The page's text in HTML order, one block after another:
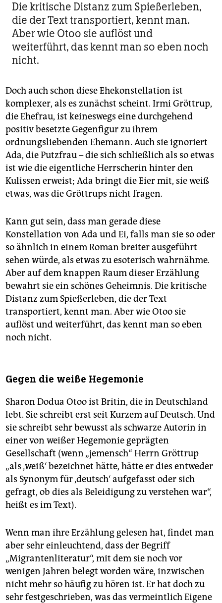
Die kritische Distanz zum Spießerleben,
die der Text transportiert, kennt man.
Aber wie Otoo sie auflöst und
weiterführt, das kennt man so eben noch
nicht.
Doch auch schon diese Ehekonstellation ist
komplexer, als es zunächst scheint. Irmi Gröt­trup,
die Ehefrau, ist keineswegs eine durchgehend
positiv besetzte Gegenfigur zu ihrem
ordnungsliebenden Ehemann. Auch sie ignoriert
Ada, die Putzfrau – die sich schließlich als so etwas
ist wie die eigentliche Herrscherin hinter den
Kulissen erweist; Ada bringt die Eier mit, sie weiß
etwas, was die Gröttrups nicht fragen.
Kann gut sein, dass man gerade diese
Konstellation von Ada und Ei, falls man sie so oder
so ähnlich in einem Roman breiter ausgeführt
sehen würde, als etwas zu esoterisch wahrnähme.
Aber auf dem knappen Raum dieser Erzählung
bewahrt sie ein schönes Geheimnis. Die kritische
Distanz zum Spießerleben, die der Text
transportiert, kennt man. Aber wie Otoo sie
auflöst und weiterführt, das kennt man so eben
noch nicht.
Gegen die weiße Hegemonie
Sharon Dodua Otoo ist Britin, die in Deutschland
lebt. Sie schreibt erst seit Kurzem auf Deutsch. Und
sie schreibt sehr bewusst als schwarze Autorin in
einer von weißer Hegemonie geprägten
Gesellschaft (wenn „jemensch“ Herrn Gröttrup
„als ‚weiß‘ bezeichnet hätte, hätte er dies entweder
als Synonym für ‚deutsch‘ aufgefasst oder sich
gefragt, ob dies als Beleidigung zu verstehen war“,
heißt es im Text).
Wenn man ihre Erzählung gelesen hat, findet man
aber sehr einleuchtend, dass der Begriff
„Migrantenliteratur“, mit dem sie noch vor
wenigen Jahren belegt worden wäre, inzwischen
nicht mehr so häufig zu hören ist. Er hat doch zu
sehr festgeschrieben, was das vermeintlich Eigene